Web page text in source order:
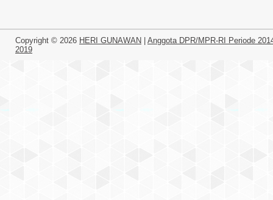
Copyright © 2026 HERI GUNAWAN
Anggota DPR/MPR-RI Periode
2019